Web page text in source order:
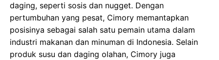
daging, seperti sosis dan nugget. Dengan
pertumbuhan yang pesat, Cimory memantapkan
posisinya sebagai salah satu pemain utama dalam
industri makanan dan minuman di Indonesia. Selain
produk susu dan daging olahan, Cimory juga